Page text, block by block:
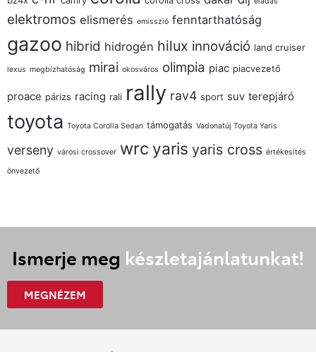
elektromos elismerés emisszió fenntarthatóság
gazoo hibrid hidrogén hilux innováció land cruiser
lexus megbízhatóság mirai okosváros olimpia piac piacvezető
proace párizs racing rali rally rav4 sport suv terepjáró
toyota Toyota Corolla Sedan támogatás Vadonatúj Toyota Yaris
verseny városi crossover wrc yaris yaris cross értékesítés
önvezető
Ismerje meg készletajánlatunkat!
MEGNÉZEM